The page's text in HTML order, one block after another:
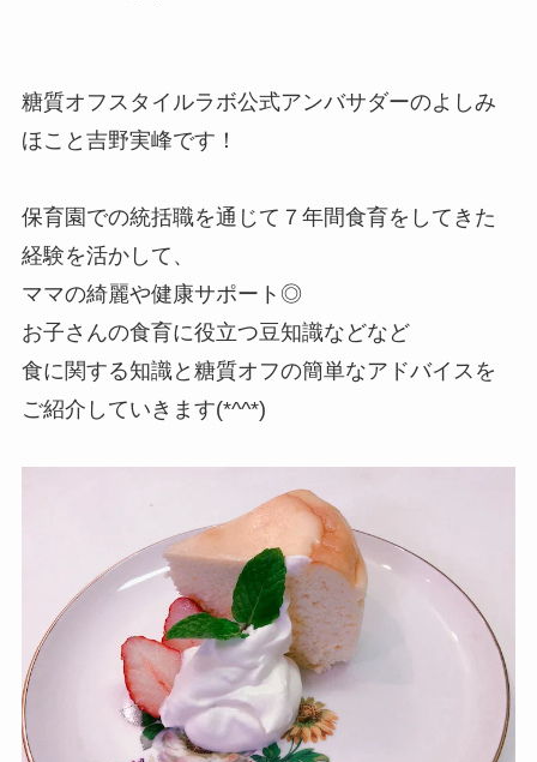
糖質オフスタイルラボ公式アンバサダーのよしみ
ほこと吉野実峰です！
保育園での統括職を通じて７年間食育をしてきた
経験を活かして、
ママの綺麗や健康サポート◎
お子さんの食育に役立つ豆知識などなど
食に関する知識と糖質オフの簡単なアドバイスを
ご紹介していきます(*^^*)